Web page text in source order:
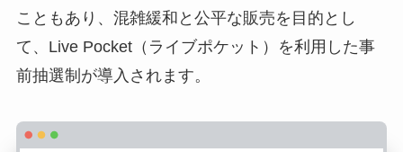
こともあり、混雑緩和と公平な販売を目的とし
て、Live Pocket（ライブポケット）を利用した事
前抽選制が導入されます。